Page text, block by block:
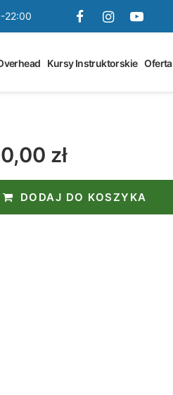
22:00
Kursy Instruktorskie Oferta
zł
DODAJ DO KOSZYKA